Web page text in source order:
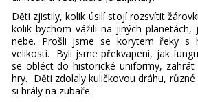
Děti zjistily, kolik úsilí stojí rozsvítit
kolik bychom vážili na jiných planetách,
nebe. Prošli jsme se korytem řeky s
velikosti. Byli jsme překvapeni, jak
se obléct do historické uniformy,
hry. Děti zdolaly kuličkovou dráhu,
si hrály na zubaře.